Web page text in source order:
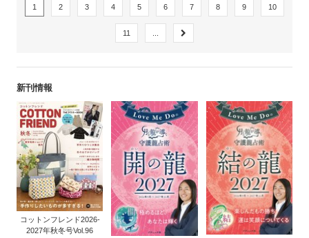
1 2 3 4 5 6 7 8 9 10
11
新刊情報
コットンフレンド2026-
2027年秋冬号Vol.96